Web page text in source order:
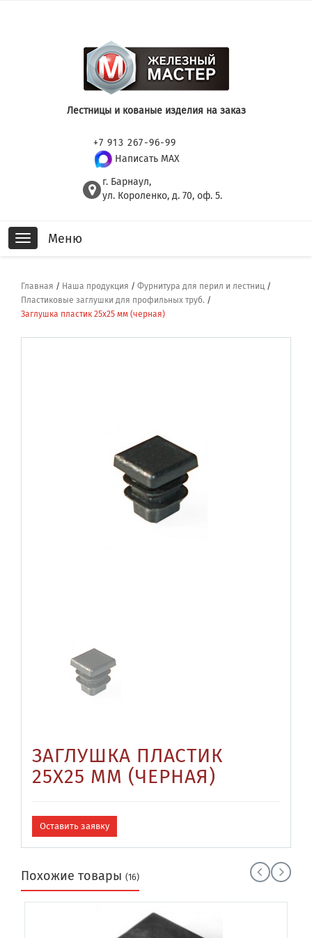
Лестницы и кованые изделия на заказ
+7 913 267-96-99
Написать MAX
г. Барнаул,
ул. Короленко, д. 70, оф. 5.
Toggle
navigation
Меню
Главная / Наша продукция / Фурнитура для перил и лестниц /
Пластиковые заглушки для профильных труб. /
Заглушка пластик 25х25 мм (черная)
ЗАГЛУШКА ПЛАСТИК
25Х25 ММ (ЧЕРНАЯ)
Оставить заявку
Похожие товары (16)